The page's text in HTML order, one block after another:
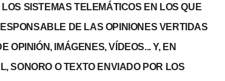
SISTEMAS TELEMÁTICOS EN LOS QUE
DE LAS OPINIONES VERTIDAS
OPINIÓN, IMÁGENES, VÍDEOS... Y, EN
SONORO O TEXTO ENVIADO POR LOS